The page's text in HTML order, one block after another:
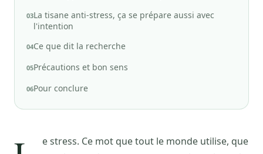
03La tisane anti-stress, ça se prépare aussi avec
l'intention
04Ce que dit la recherche
05Précautions et bon sens
06Pour conclure
e stress. Ce mot que tout le monde utilise, que